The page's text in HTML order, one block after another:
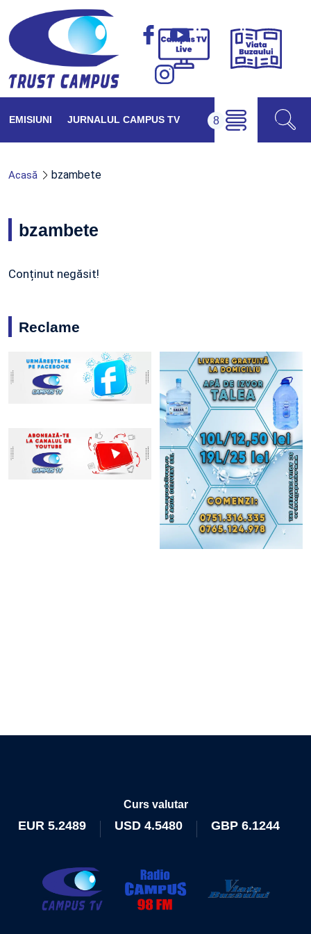
Campus
Viața
EMISIUNI JURNALUL CAMPUS TV
Acasă bzambete
bzambete
Conținut negăsit!
Reclame
Curs valutar
EUR 5.2489 USD 4.5480 GBP 6.1244